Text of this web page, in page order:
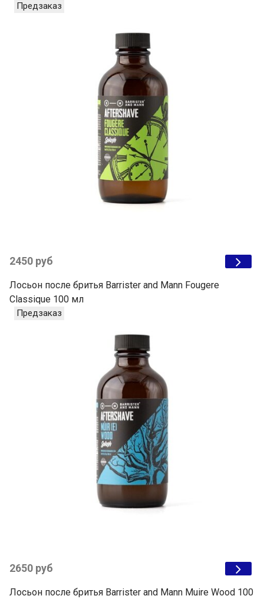
Предзаказ
2450 руб
Лосьон после бритья Barrister and Mann Fougere
Classique 100 мл
Предзаказ
2650 руб
Лосьон после бритья Barrister and Mann Muire Wood 100